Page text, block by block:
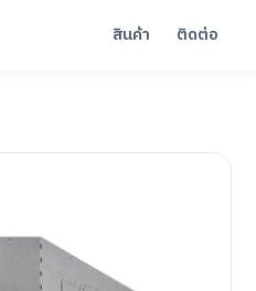
สินค้า ติดต่อ